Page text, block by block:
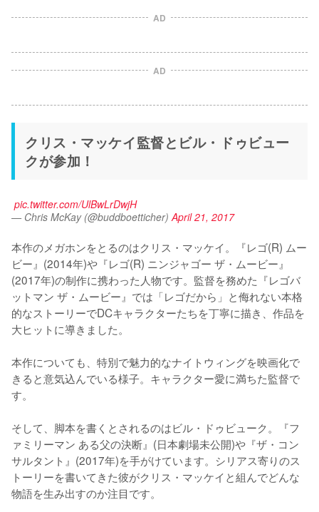
AD
AD
クリス・マッケイ監督とビル・ドゥビュー
クが参加！
pic.twitter.com/UlBwLrDwjH
— Chris McKay (@buddboetticher)April 21, 2017
本作のメガホンをとるのはクリス・マッケイ。『レゴ(R) ムー
ビー』(2014年)や『レゴ(R) ニンジャゴー ザ・ムービー』
(2017年)の制作に携わった人物です。監督を務めた『レゴバ
ットマン ザ・ムービー』では「レゴだから」と侮れない本格
的なストーリーでDCキャラクターたちを丁寧に描き、作品を
大ヒットに導きました。
本作についても、特別で魅力的なナイトウィングを映画化で
きると意気込んでいる様子。キャラクター愛に満ちた監督で
す。
そして、脚本を書くとされるのはビル・ドゥビューク。『フ
ァミリーマン ある父の決断』(日本劇場未公開)や『ザ・コン
サルタント』(2017年)を手がけています。シリアス寄りのス
トーリーを書いてきた彼がクリス・マッケイと組んでどんな
物語を生み出すのか注目です。